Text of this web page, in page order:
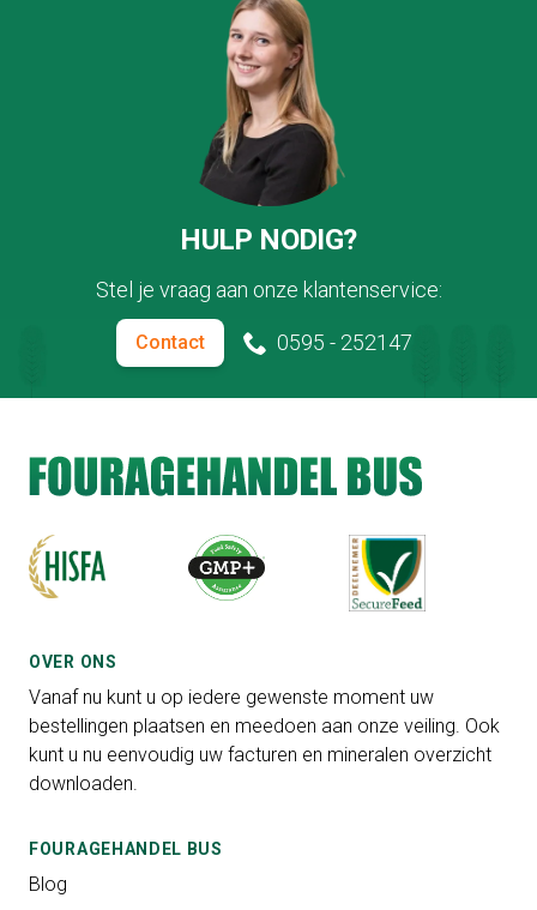
HULP NODIG?
Stel je vraag aan onze klantenservice:
Contact 0595 - 252147
OVER ONS
Vanaf nu kunt u op iedere gewenste moment uw
bestellingen plaatsen en meedoen aan onze veiling. Ook
kunt u nu eenvoudig uw facturen en mineralen overzicht
downloaden.
FOURAGEHANDEL BUS
Blog